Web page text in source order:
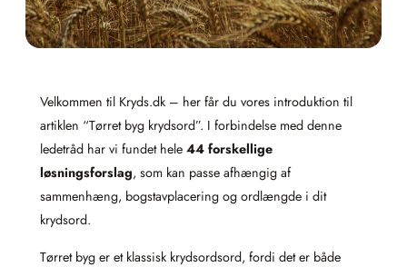
Velkommen til Kryds.dk – her får du vores introduktion til
artiklen “Tørret byg krydsord”. I forbindelse med denne
ledetråd har vi fundet hele 44 forskellige
løsningsforslag, som kan passe afhængig af
sammenhæng, bogstavplacering og ordlængde i dit
krydsord.
Tørret byg er et klassisk krydsordsord, fordi det er både